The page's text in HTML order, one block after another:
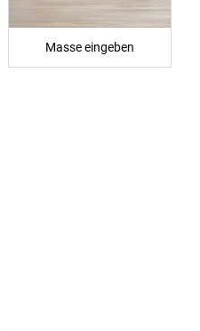
Masse eingeben